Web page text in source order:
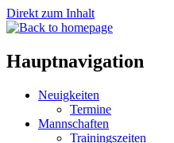
Direkt zum Inhalt
Hauptnavigation
Neuigkeiten
Termine
Mannschaften
Trainingszeiten